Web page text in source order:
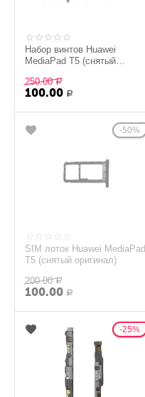
Набор винтов Huawei
MediaPad T5 (снятый
250.00 Р
100.00 Р
50%
SIM лоток Huawei MediaPad
T5 (снятый оригинал)
200.00 Р
100.00 Р
25%